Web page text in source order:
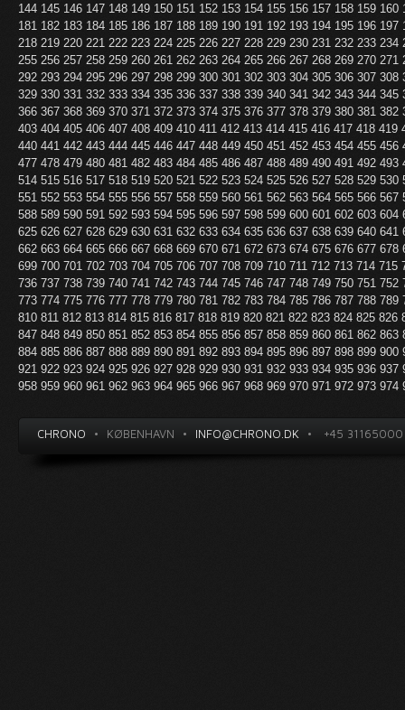
144 145 146 147 148 149 150 151 152 153 154 155 156 157 158 159 160
181 182 183 184 185 186 187 188 189 190 191 192 193 194 195 196 197
218 219 220 221 222 223 224 225 226 227 228 229 230 231 232 233 234
255 256 257 258 259 260 261 262 263 264 265 266 267 268 269 270 271
292 293 294 295 296 297 298 299 300 301 302 303 304 305 306 307 308
329 330 331 332 333 334 335 336 337 338 339 340 341 342 343 344 345
366 367 368 369 370 371 372 373 374 375 376 377 378 379 380 381 382
403 404 405 406 407 408 409 410 411 412 413 414 415 416 417 418 419
440 441 442 443 444 445 446 447 448 449 450 451 452 453 454 455 456
477 478 479 480 481 482 483 484 485 486 487 488 489 490 491 492 493
514 515 516 517 518 519 520 521 522 523 524 525 526 527 528 529 530
551 552 553 554 555 556 557 558 559 560 561 562 563 564 565 566 567
588 589 590 591 592 593 594 595 596 597 598 599 600 601 602 603 604
625 626 627 628 629 630 631 632 633 634 635 636 637 638 639 640 641
662 663 664 665 666 667 668 669 670 671 672 673 674 675 676 677 678
699 700 701 702 703 704 705 706 707 708 709 710 711 712 713 714 715
736 737 738 739 740 741 742 743 744 745 746 747 748 749 750 751 752
773 774 775 776 777 778 779 780 781 782 783 784 785 786 787 788 789
810 811 812 813 814 815 816 817 818 819 820 821 822 823 824 825 826
847 848 849 850 851 852 853 854 855 856 857 858 859 860 861 862 863
884 885 886 887 888 889 890 891 892 893 894 895 896 897 898 899 900
921 922 923 924 925 926 927 928 929 930 931 932 933 934 935 936 937
958 959 960 961 962 963 964 965 966 967 968 969 970 971 972 973 974
CHRONO • KØBENHAVN • INFO@CHRONO.DK • +45 31165000